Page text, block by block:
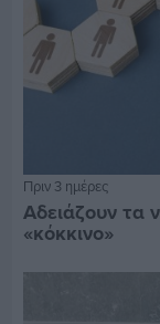
Πριν 3 ημέρες
Αδειάζουν τα
«κόκκινο»